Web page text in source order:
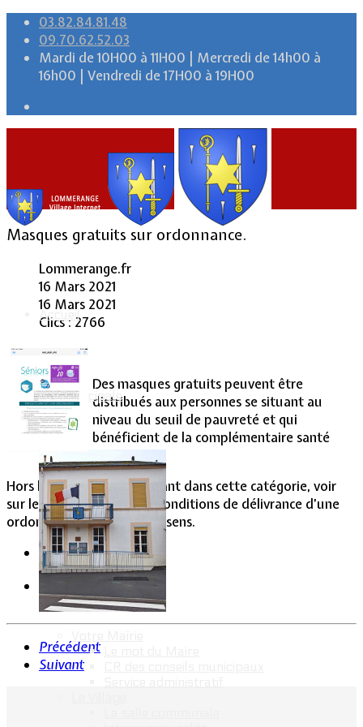
03.82.84.81.48
09.70.62.52.03
Mardi de 10H00 à 11H00 | Mercredi de 14h00 à
16h00 | Vendredi de 17H00 à 19H00
Accueil
Vie Municipale
Masques gratuits sur ordonnance.
Lommerange.fr
16 Mars 2021
16 Mars 2021
Clics : 2766
Des masques gratuits peuvent être
distribués aux personnes se situant au
niveau du seuil de pauvreté et qui
bénéficient de la complémentaire santé
solidaire.
Hors les personnes se situant dans cette catégorie, voir
sur le tableau ci-joint les conditions de délivrance d’une
ordonnance allant dans ce sens.
Précédent
Suivant